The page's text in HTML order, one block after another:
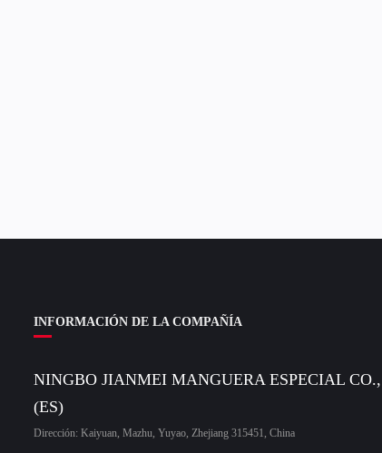
INFORMACIÓN DE LA COMPAÑÍA
NINGBO JIANMEI MANGUERA ESPECIAL
(ES)
Dirección: Kaiyuan, Mazhu, Yuyao, Zhejiang 315451, China